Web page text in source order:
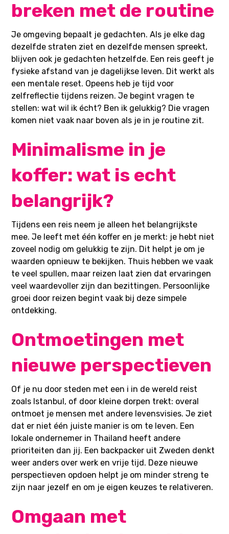
breken met de routine
Je omgeving bepaalt je gedachten. Als je elke dag
dezelfde straten ziet en dezelfde mensen spreekt,
blijven ook je gedachten hetzelfde. Een reis geeft je
fysieke afstand van je dagelijkse leven. Dit werkt als
een mentale reset. Opeens heb je tijd voor
zelfreflectie tijdens reizen. Je begint vragen te
stellen: wat wil ik écht? Ben ik gelukkig? Die vragen
komen niet vaak naar boven als je in je routine zit.
Minimalisme in je
koffer: wat is echt
belangrijk?
Tijdens een reis neem je alleen het belangrijkste
mee. Je leeft met één koffer en je merkt: je hebt niet
zoveel nodig om gelukkig te zijn. Dit helpt je om je
waarden opnieuw te bekijken. Thuis hebben we vaak
te veel spullen, maar reizen laat zien dat ervaringen
veel waardevoller zijn dan bezittingen. Persoonlijke
groei door reizen begint vaak bij deze simpele
ontdekking.
Ontmoetingen met
nieuwe perspectieven
Of je nu door steden met een i in de wereld reist
zoals Istanbul, of door kleine dorpen trekt: overal
ontmoet je mensen met andere levensvisies. Je ziet
dat er niet één juiste manier is om te leven. Een
lokale ondernemer in Thailand heeft andere
prioriteiten dan jij. Een backpacker uit Zweden denkt
weer anders over werk en vrije tijd. Deze nieuwe
perspectieven opdoen helpt je om minder streng te
zijn naar jezelf en om je eigen keuzes te relativeren.
Omgaan met